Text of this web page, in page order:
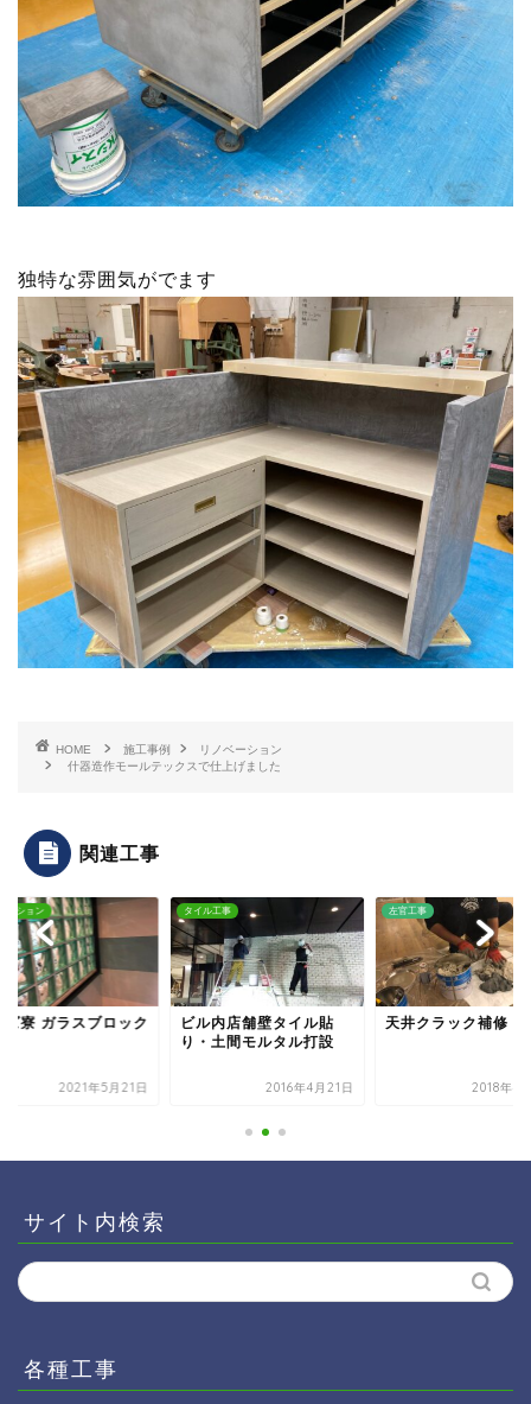
独特な雰囲気がでます
HOME 施工事例
リノベーション
什器造作モールテックスで仕上げました
関連工事
ーション
ズ寮 ガラスブロック
2021年5月21日
タイル工事
ビル内店舗壁タイル貼
り・土間モルタル打設
2016年4月21日
左官工事
天井クラック補修
2018年4
サイト内検索
各種工事